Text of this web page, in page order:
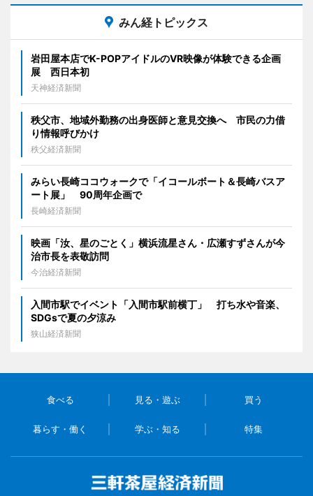
みん経トピックス
岩田屋本店でK-POPアイドルのVR映像が体験できる企画
展 西日本初
天神経済新聞
秩父市、地域外勤務の出身医師と意見交換へ 市民の力借
り情報呼びかけ
秩父経済新聞
みらい長崎ココウォークで「イコールボート＆長崎バスア
ート展」 90周年企画で
長崎経済新聞
映画「汝、星のごとく」横浜流星さん・広瀬すずさんが今
治市長を表敬訪問
今治経済新聞
入間市駅でイベント「入間市駅前横丁」 打ち水や音楽、
SDGsで夏の夕涼み
狭山経済新聞
食べる 見る・遊ぶ 買う
暮らす・働く 学ぶ・知る 特集